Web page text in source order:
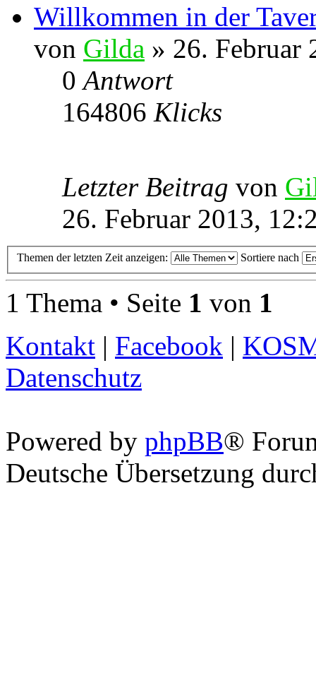
Willkommen in der
von Gilda » 26. Februar
0Antwort
164806 Klicks
Letzter Beitrag von
26. Februar 2013,
Themen der letzten Zeit anzeigen: Sortiere nach
1 Thema • Seite 1 von 1
Kontakt | Facebook |
Datenschutz
Powered by phpBB®
Deutsche Übersetzung